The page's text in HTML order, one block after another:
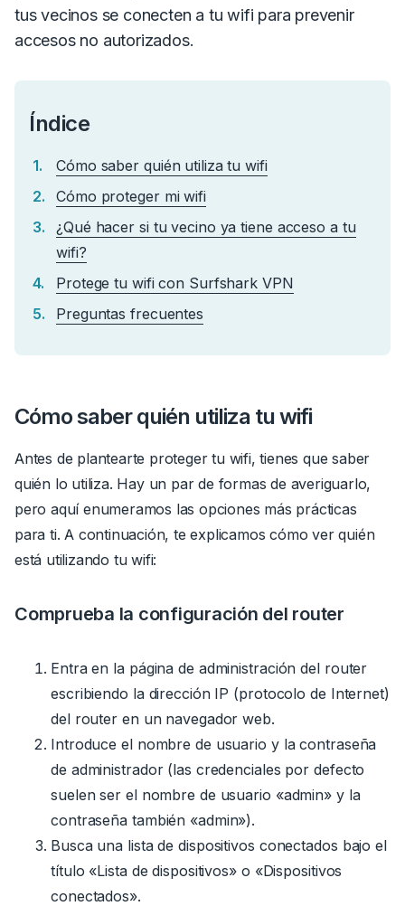
tus vecinos se conecten a tu wifi para prevenir
accesos no autorizados.
Índice
Cómo saber quién utiliza tu wifi
Cómo proteger mi wifi
¿Qué hacer si tu vecino ya tiene acceso a tu
wifi?
Protege tu wifi con Surfshark VPN
Preguntas frecuentes
Cómo saber quién utiliza tu wifi
Antes de plantearte proteger tu wifi, tienes que saber
quién lo utiliza. Hay un par de formas de averiguarlo,
pero aquí enumeramos las opciones más prácticas
para ti. A continuación, te explicamos cómo ver quién
está utilizando tu wifi:
Comprueba la configuración del router
Entra en la página de administración del router
escribiendo la dirección IP (protocolo de Internet)
del router en un navegador web.
Introduce el nombre de usuario y la contraseña
de administrador (las credenciales por defecto
suelen ser el nombre de usuario «admin» y la
contraseña también «admin»).
Busca una lista de dispositivos conectados bajo el
título «Lista de dispositivos» o «Dispositivos
conectados».